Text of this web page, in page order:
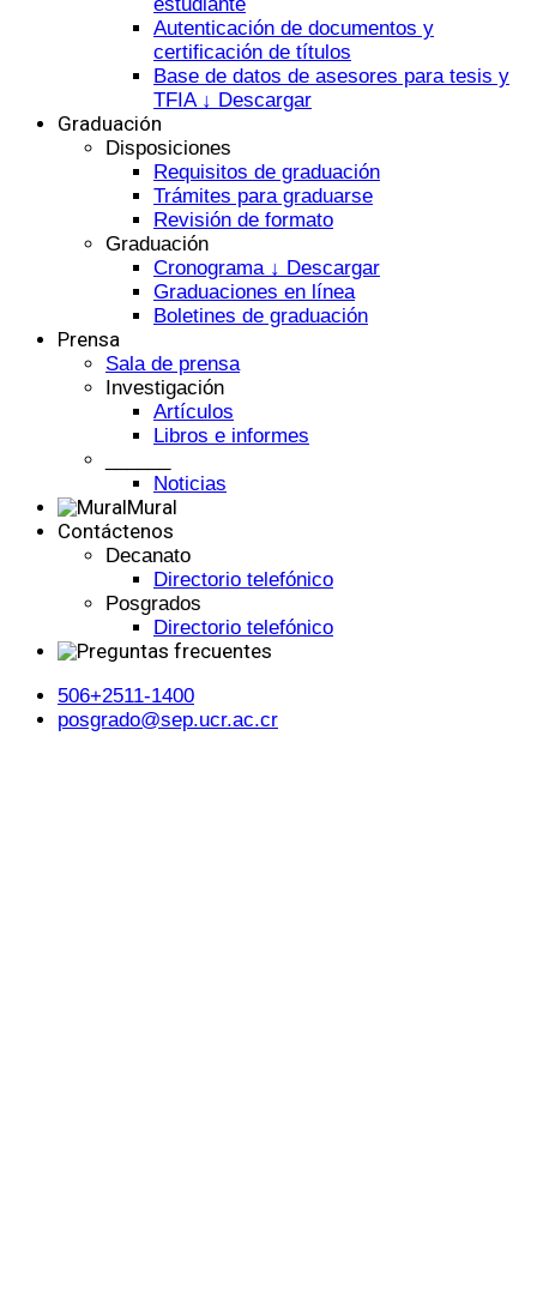
Autenticación de documentos y
certificación de títulos
Base de datos de asesores para tesis y
TFIA ↓ Descargar
Graduación
Disposiciones
Requisitos de graduación
Trámites para graduarse
Revisión de formato
Graduación
Cronograma ↓ Descargar
Graduaciones en línea
Boletines de graduación
Prensa
Sala de prensa
Investigación
Artículos
Libros e informes
Noticias
Mural
Contáctenos
Decanato
Directorio telefónico
Posgrados
Directorio telefónico
506+2511-1400
posgrado@sep.ucr.ac.cr